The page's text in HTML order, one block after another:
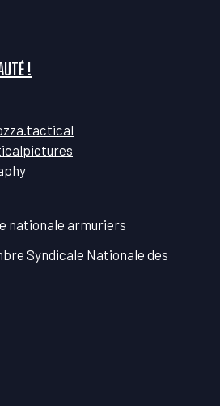
!
Syndicale Nationale des